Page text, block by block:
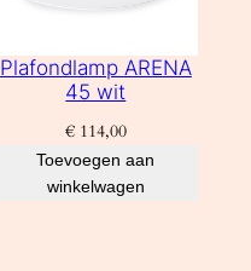
Plafondlamp ARENA
45 wit
€114,00
Toevoegen aan
winkelwagen